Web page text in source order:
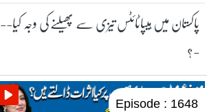
پاکستان میں ہیپاٹائٹس تیزی سے پھیلنے کی وجہ کیا--
-؟
Episode : 1648